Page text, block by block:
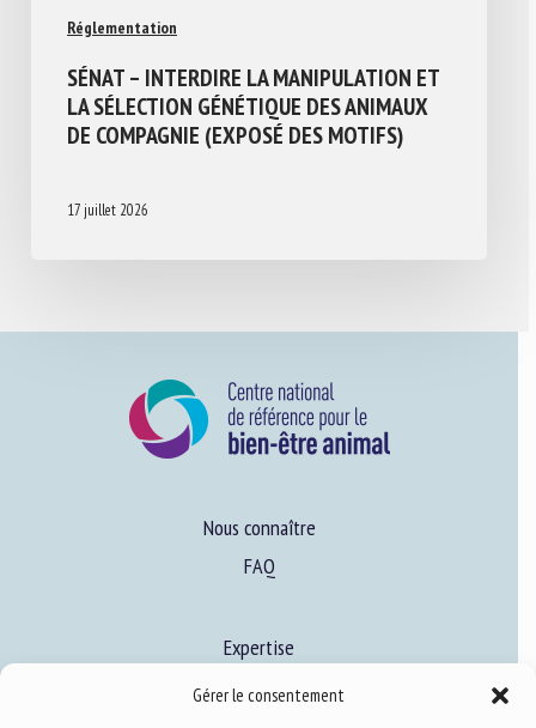
Gérer le consentement
Réglementation
SÉNAT – INTERDIRE LA MANIPULATION ET
LA SÉLECTION GÉNÉTIQUE DES ANIMAUX
DE COMPAGNIE (EXPOSÉ DES MOTIFS)
17 juillet 2026
Nous connaître
FAQ
Expertise
S’informer sur le BEA